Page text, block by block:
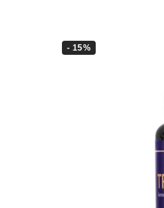
- 15%